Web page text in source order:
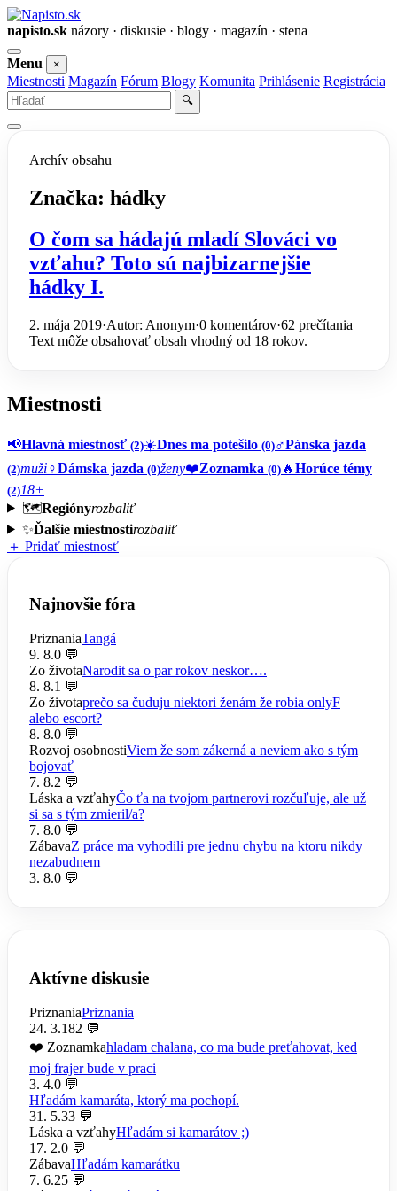
napisto.sk názory · diskusie · blogy · magazín · stena
Otvoriť
menu
Menu ×
Miestnosti Magazín Fórum Blogy Komunita Prihlásenie Registrácia
Vyhľadať
🔍
Archív obsahu
Značka: hádky
O čom sa hádajú mladí Slováci vo
vzťahu? Toto sú najbizarnejšie
hádky I.
2. mája 2019·Autor: Anonym·0 komentárov·62 prečítania
Text môže obsahovať obsah vhodný od 18 rokov.
Miestnosti
📢Hlavná miestnosť (2)☀️Dnes ma potešilo (0)♂️Pánska jazda
(2)muži♀️Dámska jazda (0)ženy❤️Zoznamka (0) 🔥Horúce témy
(2)18+
🗺️Regiónyrozbaliť
✨Ďalšie miestnostirozbaliť
＋ Pridať miestnosť
Najnovšie fóra
PriznaniaTangá
9. 8.0 💬
Zo životaNarodit sa o par rokov neskor….
8. 8.1 💬
Zo životaprečo sa čuduju niektori ženám že robia onlyF
alebo escort?
8. 8.0 💬
Rozvoj osobnostiViem že som zákerná a neviem ako s tým
bojovať
7. 8.2 💬
Láska a vzťahyČo ťa na tvojom partnerovi rozčuľuje, ale už
si sa s tým zmieril/a?
7. 8.0 💬
ZábavaZ práce ma vyhodili pre jednu chybu na ktoru nikdy
nezabudnem
3. 8.0 💬
Aktívne diskusie
PriznaniaPriznania
24. 3.182 💬
❤️ Zoznamkahladam chalana, co ma bude preťahovat, ked
moj frajer bude v praci
3. 4.0 💬
Hľadám kamaráta, ktorý ma pochopí.
31. 5.33 💬
Láska a vzťahyHľadám si kamarátov ;)
17. 2.0 💬
ZábavaHľadám kamarátku
7. 6.25 💬